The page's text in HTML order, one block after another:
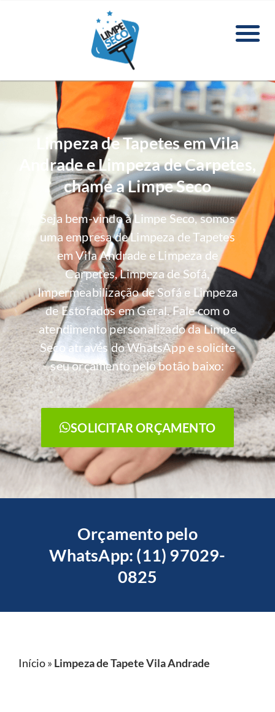
Limpeza de Tapetes em Vila
Andrade e Limpeza de Carpetes,
chame a Limpe Seco
Seja bem-vindo à Limpe Seco, somos
uma empresa de Limpeza de Tapetes
em Vila Andrade e Limpeza de
Carpetes, Limpeza de Sofá,
Impermeabilização de Sofá e Limpeza
de Estofados em Geral. Fale com o
atendimento personalizado da Limpe
Seco através do WhatsApp e solicite
seu orçamento pelo botão baixo:
SOLICITAR ORÇAMENTO
Orçamento pelo
WhatsApp: (11) 97029-
0825
Início» Limpeza de Tapete Vila Andrade